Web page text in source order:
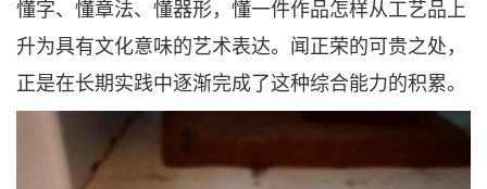
懂字、懂章法、懂器形，懂一件作品怎样从工艺品上
升为具有文化意味的艺术表达。闻正荣的可贵之处，
正是在长期实践中逐渐完成了这种综合能力的积累。